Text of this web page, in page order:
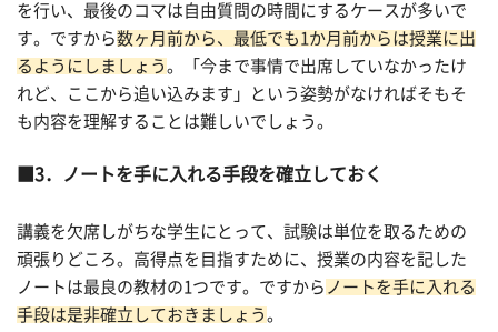
を行い、最後のコマは自由質問の時間にするケースが多いで
す。ですから数ヶ月前から、最低でも1か月前からは授業に出
るようにしましょう 。「今まで事情で出席していなかったけ
れど、ここから追い込みます」という姿勢がなければそもそ
も内容を理解することは難しいでしょう。
3．ノートを手に入れる手段を確立しておく
講義を欠席しがちな学生にとって、試験は単位を取るための
頑張りどころ。高得点を目指すために、授業の内容を記した
ノートは最良の教材の1つです。ですから ノートを手に入れる
手段は是非確立しておきましょう 。